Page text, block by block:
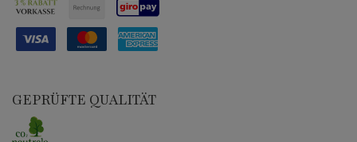
GEPRÜFTE QUALITÄT